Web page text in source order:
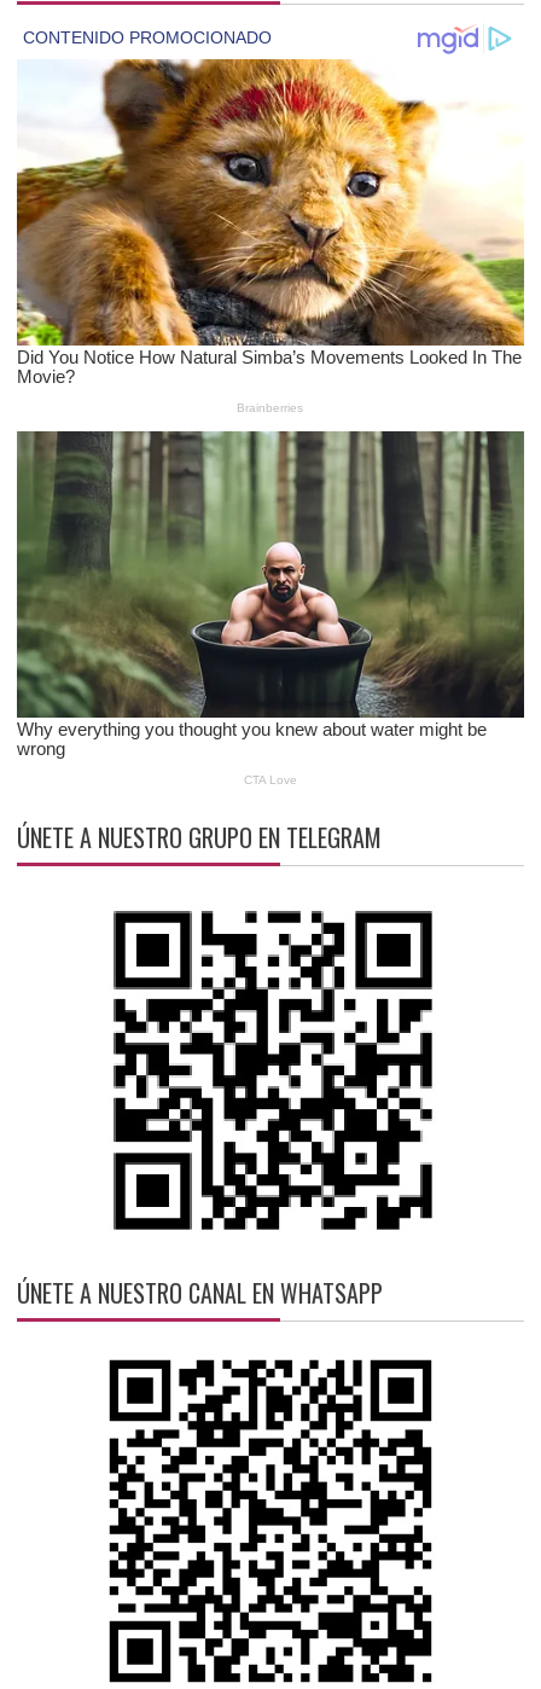
ÚNETE A NUESTRO GRUPO EN TELEGRAM
ÚNETE A NUESTRO CANAL EN WHATSAPP